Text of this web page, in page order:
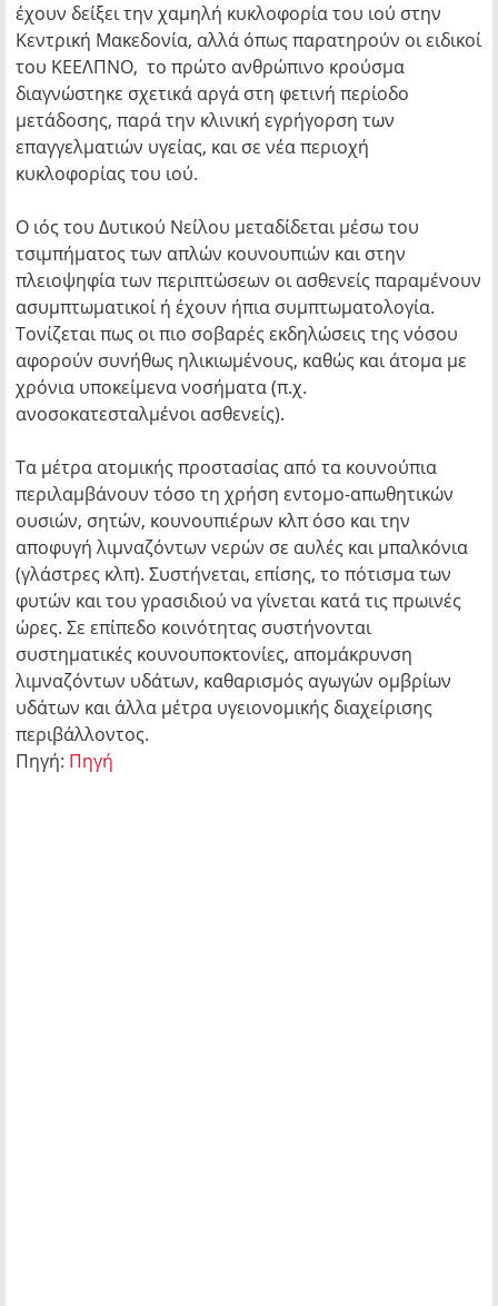
έχουν δείξει την χαμηλή κυκλοφορία του ιού στην
Κεντρική Μακεδονία, αλλά όπως παρατηρούν οι ειδικοί
του ΚΕΕΛΠΝΟ, το πρώτο ανθρώπινο κρούσμα
διαγνώστηκε σχετικά αργά στη φετινή περίοδο
μετάδοσης, παρά την κλινική εγρήγορση των
επαγγελματιών υγείας, και σε νέα περιοχή
κυκλοφορίας του ιού.
Ο ιός του Δυτικού Νείλου μεταδίδεται μέσω του
τσιμπήματος των απλών κουνουπιών και στην
πλειοψηφία των περιπτώσεων οι ασθενείς παραμένουν
ασυμπτωματικοί ή έχουν ήπια συμπτωματολογία.
Τονίζεται πως οι πιο σοβαρές εκδηλώσεις της νόσου
αφορούν συνήθως ηλικιωμένους, καθώς και άτομα με
χρόνια υποκείμενα νοσήματα (π.χ.
ανοσοκατεσταλμένοι ασθενείς).
Τα μέτρα ατομικής προστασίας από τα κουνούπια
περιλαμβάνουν τόσο τη χρήση εντομο-απωθητικών
ουσιών, σητών, κουνουπιέρων κλπ όσο και την
αποφυγή λιμναζόντων νερών σε αυλές και μπαλκόνια
(γλάστρες κλπ). Συστήνεται, επίσης, το πότισμα των
φυτών και του γρασιδιού να γίνεται κατά τις πρωινές
ώρες. Σε επίπεδο κοινότητας συστήνονται
συστηματικές κουνουποκτονίες, απομάκρυνση
λιμναζόντων υδάτων, καθαρισμός αγωγών ομβρίων
υδάτων και άλλα μέτρα υγειονομικής διαχείρισης
περιβάλλοντος.
Πηγή: Πηγή